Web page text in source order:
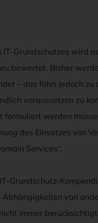
IT-Grundschutzes wird
bewertet. Bisher
– das führt jedoch
voraussetzen zu
werden
des Einsatzes von
Services“.
Grundschutz-
von
immer